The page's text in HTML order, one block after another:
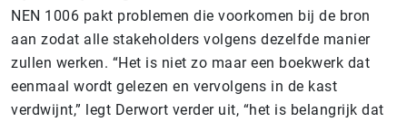
NEN 1006 pakt problemen die voorkomen bij de bron
aan zodat alle stakeholders volgens dezelfde manier
zullen werken. “Het is niet zo maar een boekwerk dat
eenmaal wordt gelezen en vervolgens in de kast
verdwijnt,” legt Derwort verder uit, “het is belangrijk dat